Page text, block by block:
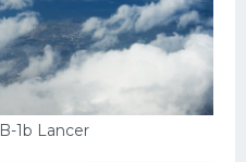
1b Lancer